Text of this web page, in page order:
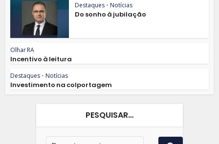
Destaques • Notícias
Do sonho à jubilação
Olhar RA
Incentivo à leitura
Destaques • Notícias
Investimento na colportagem
PESQUISAR…